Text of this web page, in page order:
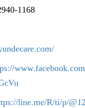
1168
line.me/R/ti/p/